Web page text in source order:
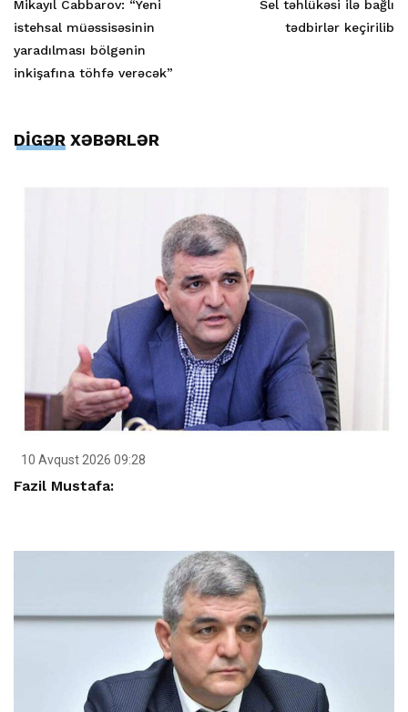
Mikayıl Cabbarov: “Yeni
istehsal müəssisəsinin
yaradılması bölgənin
inkişafına töhfə verəcək”
Sel təhlükəsi ilə bağlı
tədbirlər keçirilib
DİGƏR XƏBƏRLƏR
10 Avqust 2026 09:28
Fazil Mustafa: